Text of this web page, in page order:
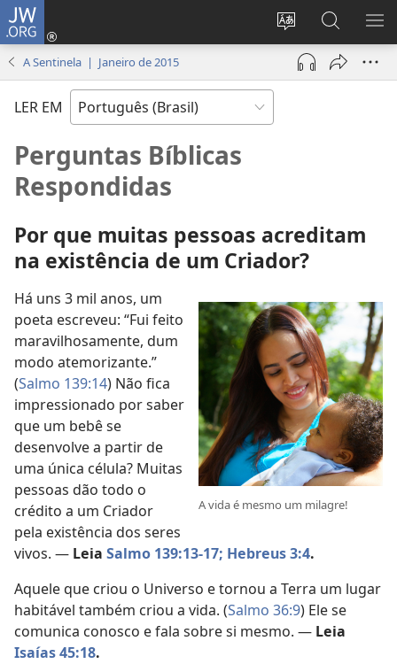
JW.ORG
Mudar
idioma
Log
(abre
janela)
Buscar
no
JW.ORG
A Sentinela | Janeiro de 2015
LER EM
Perguntas Bíblicas
Respondidas
Por que muitas pessoas acreditam
na existência de um Criador?
A vida é mesmo um milagre!
Há uns 3 mil anos, um
poeta escreveu: “Fui feito
maravilhosamente, dum
modo atemorizante.”
(Salmo 139:14) Não fica
impressionado por saber
que um bebê se
desenvolve a partir de
uma única célula? Muitas
pessoas dão todo o
crédito a um Criador
pela existência dos seres
vivos. — Leia Salmo 139:13-17; Hebreus 3:4.
Aquele que criou o Universo e tornou a Terra um lugar
habitável também criou a vida. (Salmo 36:9) Ele se
comunica conosco e fala sobre si mesmo. — Leia
Isaías 45:18.